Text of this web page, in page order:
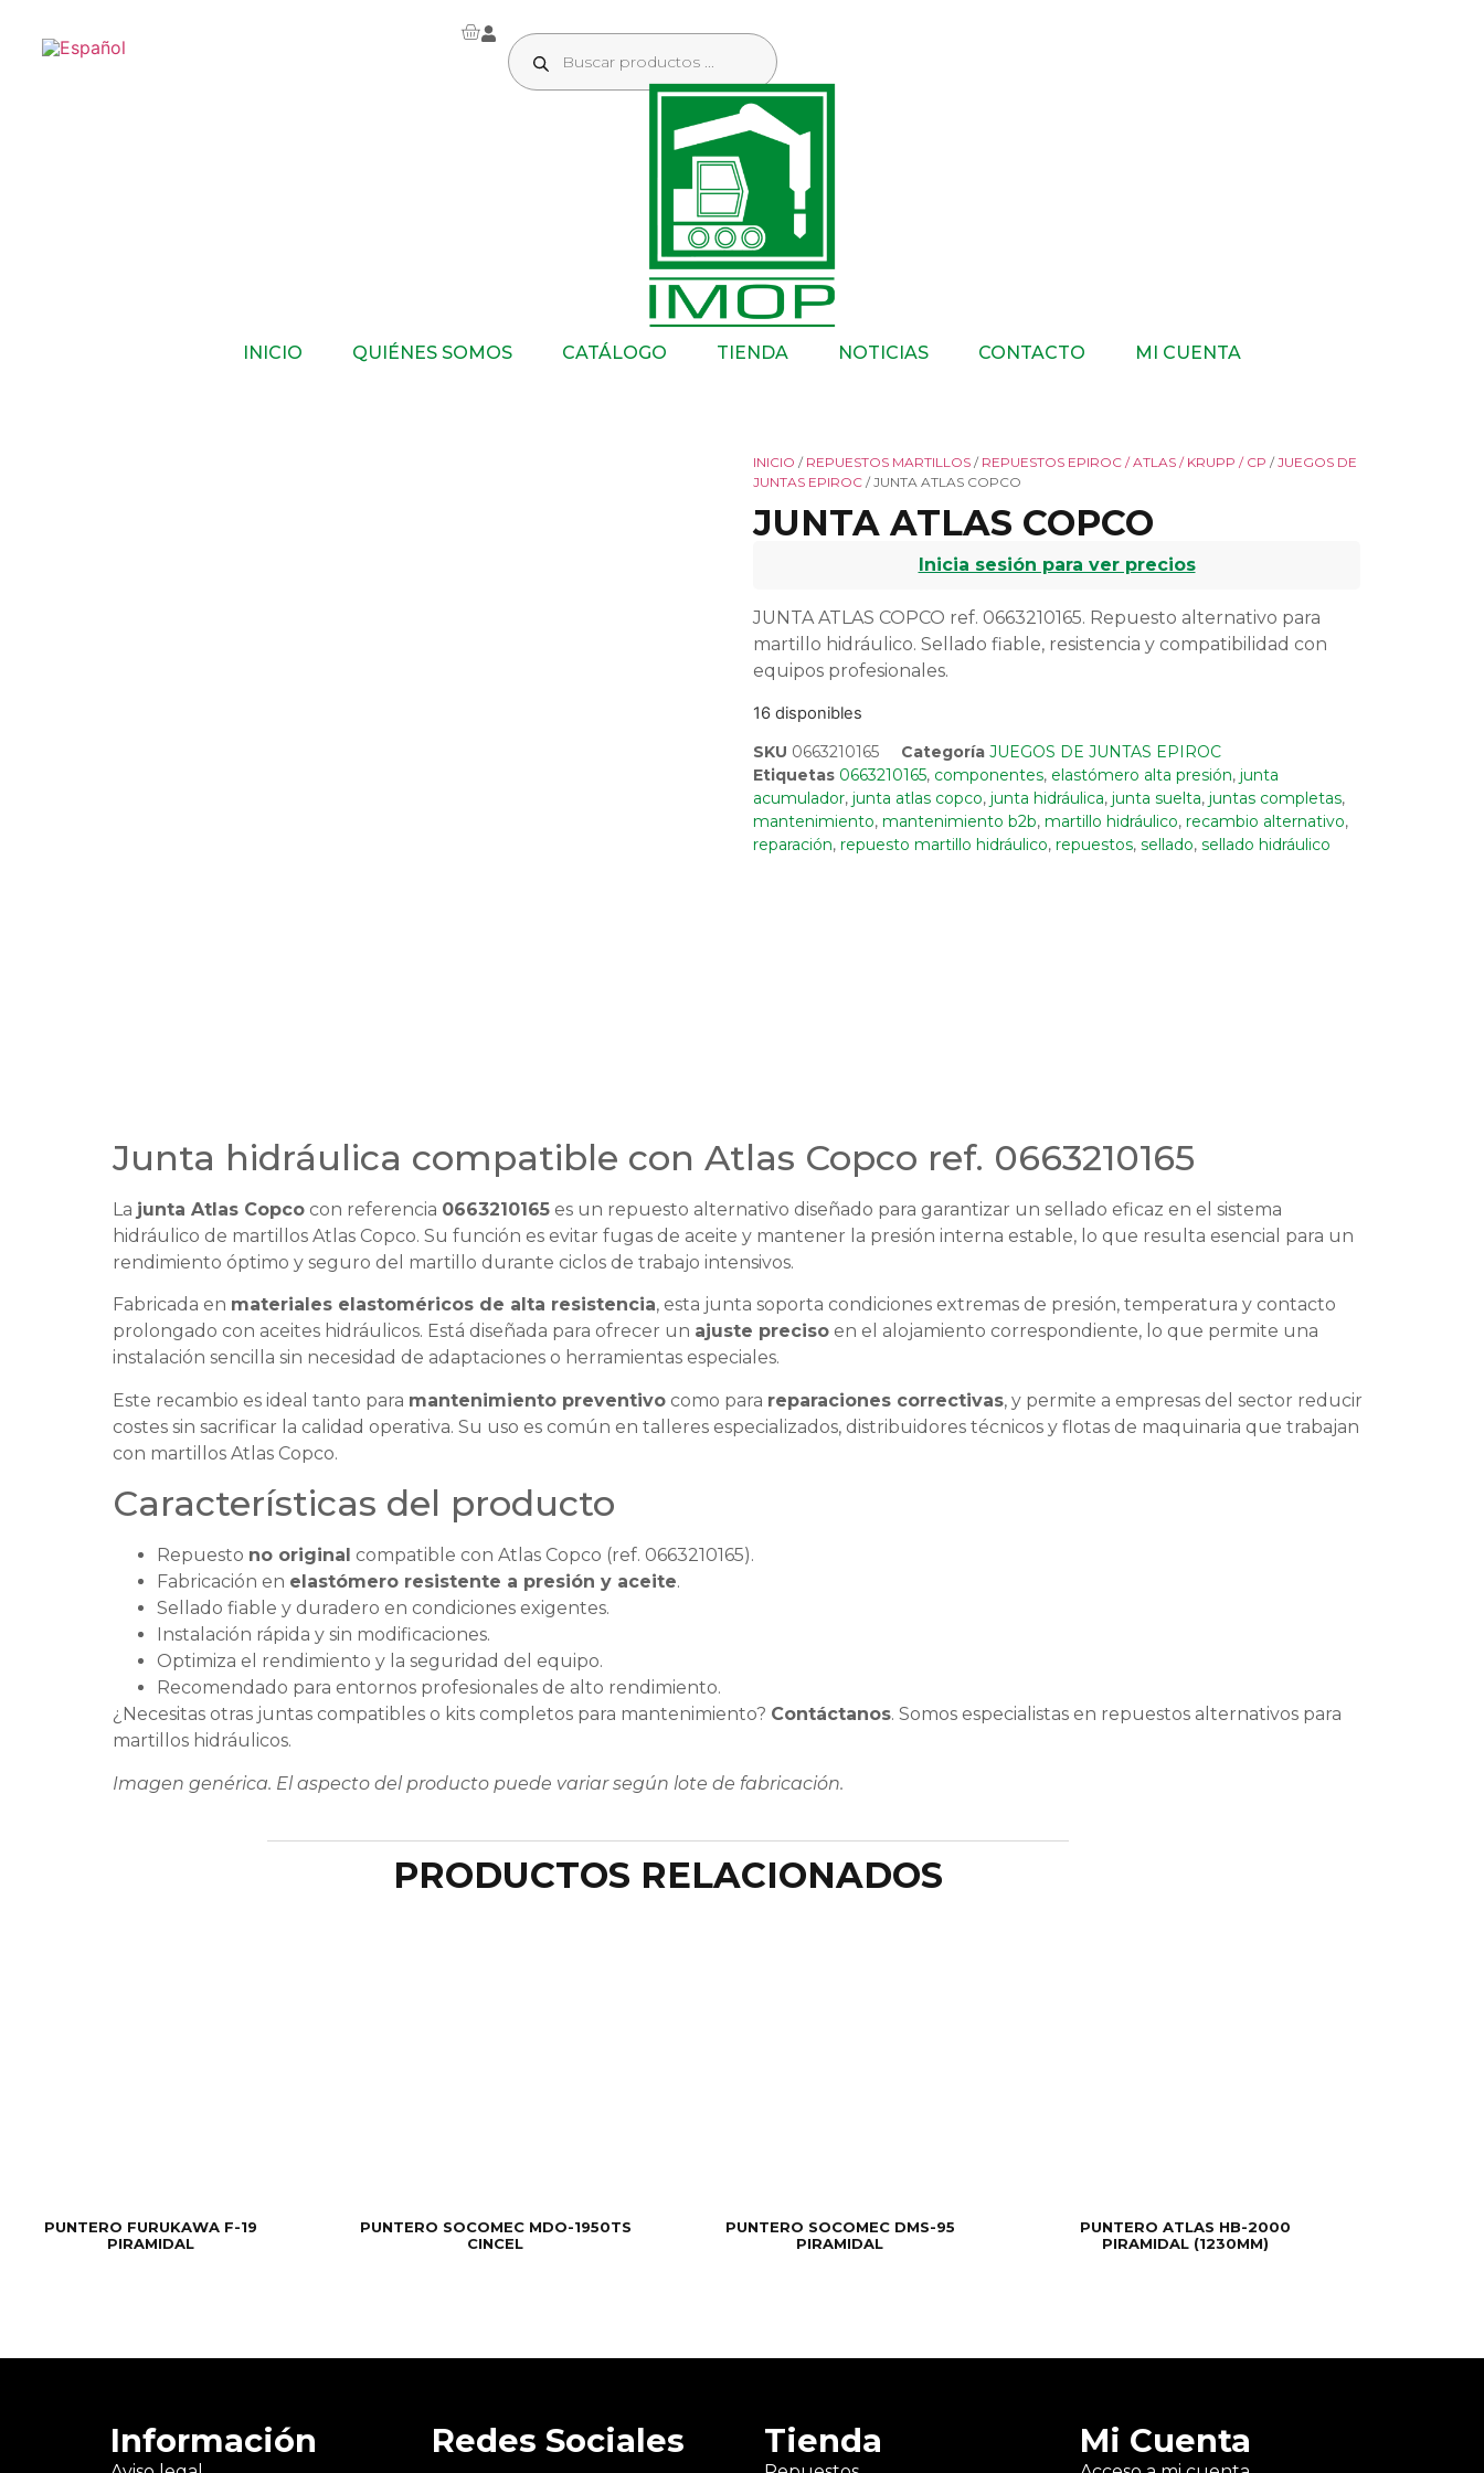
INICIO QUIÉNES SOMOS CATÁLOGO TIENDA NOTICIAS CONTACTO MI CUENTA
INICIO / REPUESTOS MARTILLOS / REPUESTOS EPIROC / ATLAS / KRUPP / CP /JUEGOS DE
JUNTAS EPIROC / JUNTA ATLAS COPCO
JUNTA ATLAS COPCO
Inicia sesión para ver precios
JUNTA ATLAS COPCO ref. 0663210165. Repuesto alternativo para
martillo hidráulico. Sellado fiable, resistencia y compatibilidad con
equipos profesionales.
16 disponibles
SKU 0663210165 Categoría JUEGOS DE JUNTAS EPIROC
Etiquetas 0663210165, componentes, elastómero alta presión, junta
acumulador, junta atlas copco, junta hidráulica, junta suelta, juntas completas,
mantenimiento, mantenimiento b2b, martillo hidráulico, recambio alternativo,
reparación, repuesto martillo hidráulico, repuestos, sellado, sellado hidráulico
Junta hidráulica compatible con Atlas Copco ref. 0663210165
La junta Atlas Copco con referencia 0663210165 es un repuesto alternativo diseñado para garantizar un sellado eficaz en el sistema
hidráulico de martillos Atlas Copco. Su función es evitar fugas de aceite y mantener la presión interna estable, lo que resulta esencial para un
rendimiento óptimo y seguro del martillo durante ciclos de trabajo intensivos.
Fabricada en materiales elastoméricos de alta resistencia, esta junta soporta condiciones extremas de presión, temperatura y contacto
prolongado con aceites hidráulicos. Está diseñada para ofrecer un ajuste preciso en el alojamiento correspondiente, lo que permite una
instalación sencilla sin necesidad de adaptaciones o herramientas especiales.
Este recambio es ideal tanto para mantenimiento preventivo como para reparaciones correctivas, y permite a empresas del sector reducir
costes sin sacrificar la calidad operativa. Su uso es común en talleres especializados, distribuidores técnicos y flotas de maquinaria que trabajan
con martillos Atlas Copco.
Características del producto
Repuesto no original compatible con Atlas Copco (ref. 0663210165).
Fabricación en elastómero resistente a presión y aceite.
Sellado fiable y duradero en condiciones exigentes.
Instalación rápida y sin modificaciones.
Optimiza el rendimiento y la seguridad del equipo.
Recomendado para entornos profesionales de alto rendimiento.
¿Necesitas otras juntas compatibles o kits completos para mantenimiento? Contáctanos. Somos especialistas en repuestos alternativos para
martillos hidráulicos.
Imagen genérica. El aspecto del producto puede variar según lote de fabricación.
PRODUCTOS RELACIONADOS
PUNTERO FURUKAWA F-19
PIRAMIDAL
PUNTERO SOCOMEC MDO-1950TS
CINCEL
PUNTERO SOCOMEC DMS-95
PIRAMIDAL
PUNTERO ATLAS HB-2000
PIRAMIDAL (1230MM)
Información Redes Sociales Tienda Mi Cuenta